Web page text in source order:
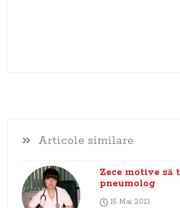
Articole similare
Zece motive să
pneumolog
15 Mai 2013